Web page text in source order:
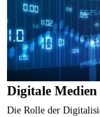
Digitale Medien
Die Rolle der